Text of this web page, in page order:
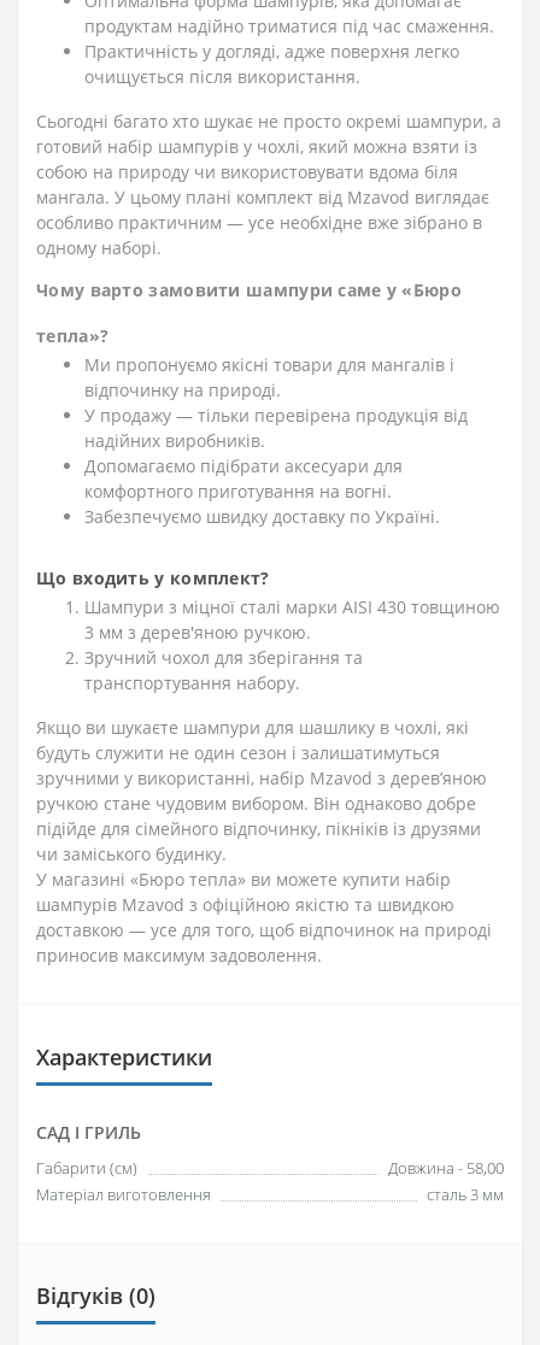
продуктам надійно триматися під час смаження.
Практичність у догляді, адже поверхня легко
очищується після використання.
Сьогодні багато хто шукає не просто окремі шампури, а
готовий набір шампурів у чохлі, який можна взяти із
собою на природу чи використовувати вдома біля
мангала. У цьому плані комплект від Mzavod виглядає
особливо практичним — усе необхідне вже зібрано в
одному наборі.
Чому варто замовити шампури саме у «Бюро
тепла»?
Ми пропонуємо якісні товари для мангалів і
відпочинку на природі.
У продажу — тільки перевірена продукція від
надійних виробників.
Допомагаємо підібрати аксесуари для
комфортного приготування на вогні.
Забезпечуємо швидку доставку по Україні.
Що входить у комплект?
Шампури з міцної сталі марки AISI 430 товщиною
3 мм з дерев'яною ручкою.
Зручний чохол для зберігання та
транспортування набору.
Якщо ви шукаєте шампури для шашлику в чохлі, які
будуть служити не один сезон і залишатимуться
зручними у використанні, набір Mzavod з дерев’яною
ручкою стане чудовим вибором. Він однаково добре
підійде для сімейного відпочинку, пікніків із друзями
чи заміського будинку.
У магазині «Бюро тепла» ви можете купити набір
шампурів Mzavod з офіційною якістю та швидкою
доставкою — усе для того, щоб відпочинок на природі
приносив максимум задоволення.
Характеристики
САД І ГРИЛЬ
Габарити (см)
Довжина - 58,00
Матеріал виготовлення
сталь 3 мм
Відгуків (0)